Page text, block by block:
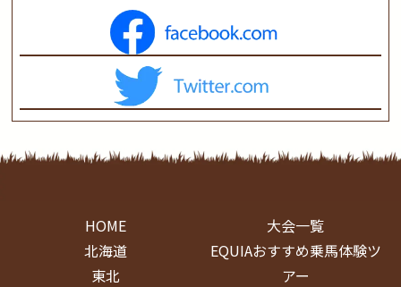
HOME
北海道
東北
大会一覧
EQUIAおすすめ乗馬体験ツ
アー